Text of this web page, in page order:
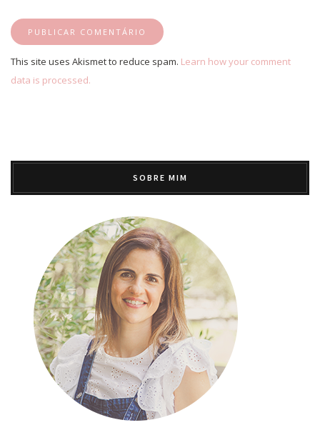
This site uses Akismet to reduce spam. Learn how your comment
data is processed.
SOBRE MIM